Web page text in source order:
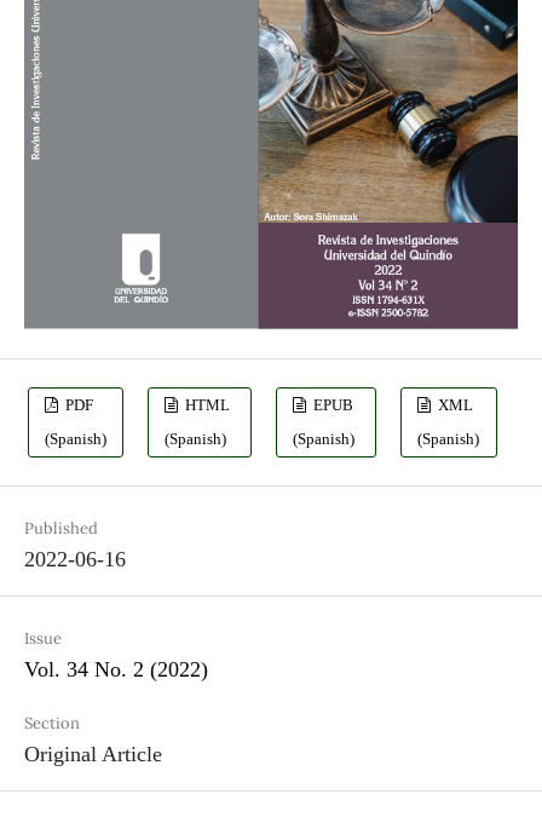
PDF
(Spanish)
HTML
(Spanish)
EPUB
(Spanish)
XML
(Spanish)
Published
2022-06-16
Issue
Vol. 34 No. 2 (2022)
Section
Original Article